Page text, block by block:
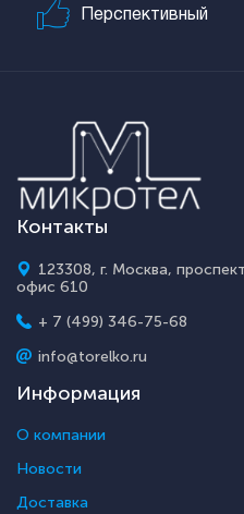
Перспективный
Контакты
123308, г. Москва,
офис 610
+ 7 (499) 346-75-68
info@torelko.ru
Информация
О компании
Новости
Доставка